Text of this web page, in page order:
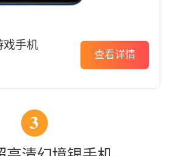
戏手机
查看详情
3